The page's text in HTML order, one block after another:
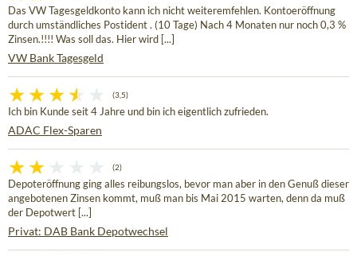
Das VW Tagesgeldkonto kann ich nicht weiteremfehlen. Kontoeröffnung
durch umständliches Postident . (10 Tage) Nach 4 Monaten nur noch 0,3 %
Zinsen.!!!! Was soll das. Hier wird [...]
VW Bank Tagesgeld
(3,5)
Ich bin Kunde seit 4 Jahre und bin ich eigentlich zufrieden.
ADAC Flex-Sparen
(2)
Depoteröffnung ging alles reibungslos, bevor man aber in den Genuß dieser
angebotenen Zinsen kommt, muß man bis Mai 2015 warten, denn da muß
der Depotwert [...]
Privat: DAB Bank Depotwechsel